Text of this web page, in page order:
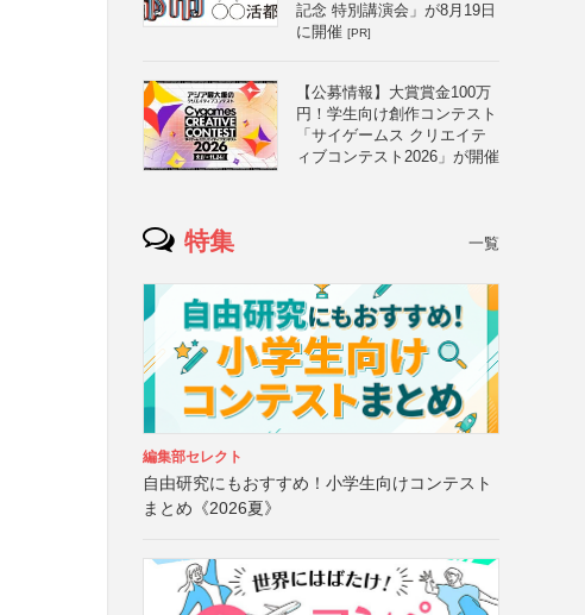
記念 特別講演会」が8月19日
に開催 [PR]
【公募情報】大賞賞金100万
円！学生向け創作コンテスト
「サイゲームス クリエイテ
ィブコンテスト2026」が開催
特集 一覧
編集部セレクト
自由研究にもおすすめ！小学生向けコンテスト
まとめ《2026夏》